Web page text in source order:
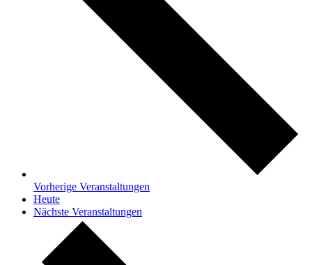
Vorherige Veranstaltungen
Heute
Nächste Veranstaltungen